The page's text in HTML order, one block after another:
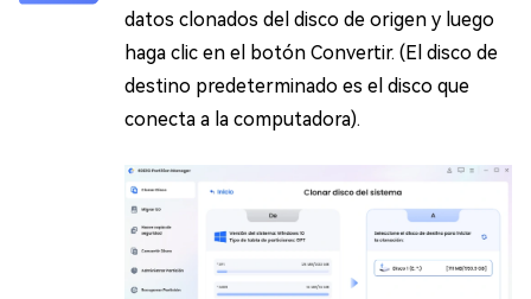
datos clonados del disco de origen y luego
haga clic en el botón Convertir. (El disco de
destino predeterminado es el disco que
conecta a la computadora).